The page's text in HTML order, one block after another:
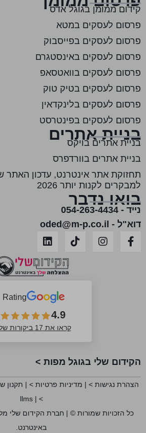
קידום ממומן בגוגל אדס
פרסום לעסקים במטא
פרסום לעסקים בפייסבוק
פרסום לעסקים באינסטגרם
פרסום לעסקים בוואטסאפ
פרסום לעסקים בטיק טוק
פרסום לעסקים בלינקדאין
פרסום לעסקים בפינטרסט
בניית אתרים
בניית אתרים בויקס
בניית אתרים בוורדפרס
תחזוקת אתר אינטרנט, עדכון האתר
למבקרים לקנות יותר 2026
בואו נדבר
נייד - 054-263-4434
דוא"ל - oded@m-p.co.il
Rating
4.9
קראו את 17 ביקורות שלנו
הקידום שלי בגוגל מפות >
הצהרת נגישות > | מדיניות פרטיות > | תקנון
>
|
llms
באינטרנט.